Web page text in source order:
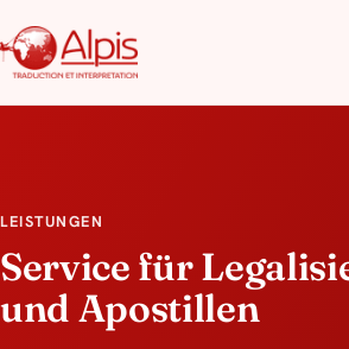
LEISTUNGEN
Service für
und Apostillen